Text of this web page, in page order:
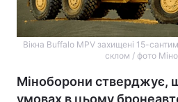
Вікна Buffalo MPV захищені 15-
склом / фото
Міноборони стверджує,
умовах в цьому